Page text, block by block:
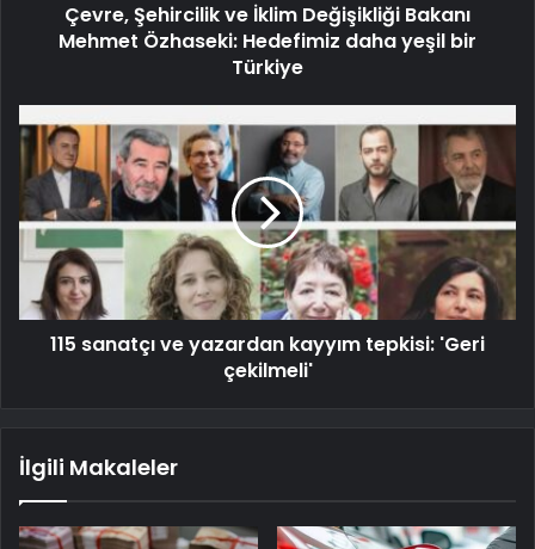
Çevre, Şehircilik ve İklim Değişikliği Bakanı
Mehmet Özhaseki: Hedefimiz daha yeşil bir
Türkiye
115 sanatçı ve yazardan kayyım tepkisi: 'Geri
çekilmeli'
İlgili Makaleler